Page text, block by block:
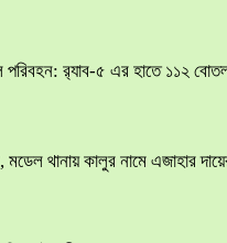
পরিবহন: র‍্যাব-৫ এর হাতে ১১২
থানায় কালুর নামে এজাহার